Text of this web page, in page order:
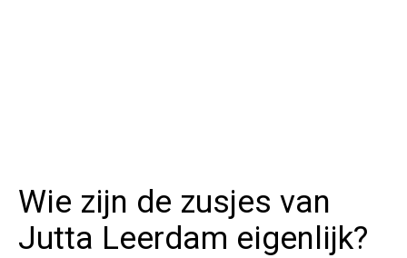
Wie zijn de zusjes van
Jutta Leerdam eigenlijk?